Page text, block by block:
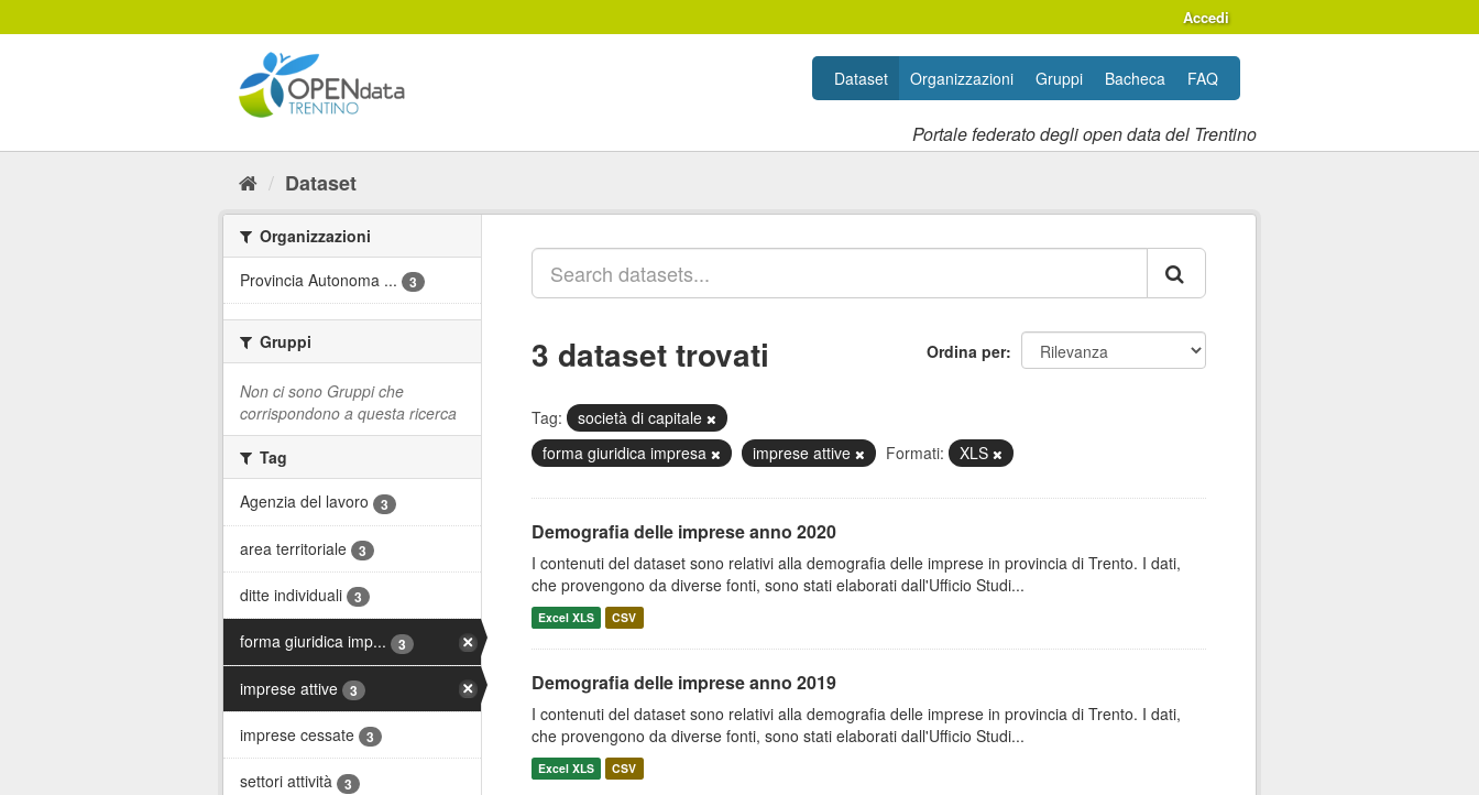
al
Accedi
Portale federato degli open data del Trentino
Dataset Organizzazioni Gruppi Bacheca FAQ
Dataset
Organizzazioni
Provincia Autonoma ...
3
Gruppi
Non ci sono Gruppi che
corrispondono a questa ricerca
Tag
Agenzia del lavoro
3
area territoriale 3
ditte individuali 3
forma giuridica imp... 3
imprese attive 3
imprese cessate 3
settori attività 3
Ordina per
3 dataset trovati
Tag:
società di capitale
forma giuridica impresa
imprese attive Formati: XLS
Demografia delle imprese anno 2020
I contenuti del dataset sono relativi alla demografia delle imprese in provincia di Trento. I dati,
che provengono da diverse fonti, sono stati elaborati dall'Ufficio Studi...
Excel XLS CSV
Demografia delle imprese anno 2019
I contenuti del dataset sono relativi alla demografia delle imprese in provincia di Trento. I dati,
che provengono da diverse fonti, sono stati elaborati dall'Ufficio Studi...
Excel XLS CSV